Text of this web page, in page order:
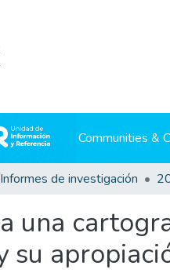
Communities &
Informes de investigación
una
su